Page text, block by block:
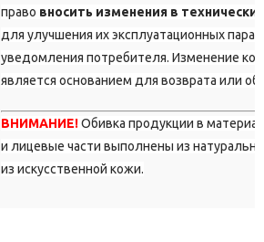
право вносить изменения в
для улучшения их эксплуатационных
уведомления потребителя. Изменение
является основанием для возврата или
ВНИМАНИЕ!Обивка продукции в
и лицевые части выполнены из
из искусственной кожи.